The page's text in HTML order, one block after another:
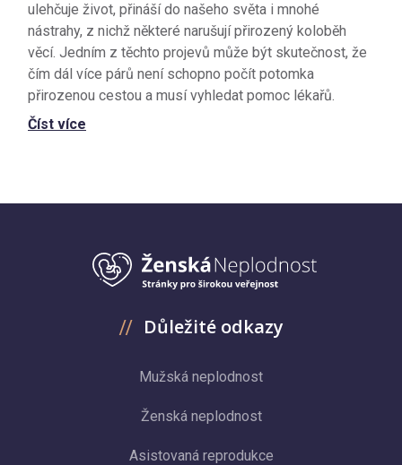
ulehčuje život, přináší do našeho světa i mnohé
nástrahy, z nichž některé narušují přirozený koloběh
věcí. Jedním z těchto projevů může být skutečnost, že
čím dál více párů není schopno počít potomka
přirozenou cestou a musí vyhledat pomoc lékařů.
Číst více
Důležité odkazy
Mužská neplodnost
Ženská neplodnost
Asistovaná reprodukce